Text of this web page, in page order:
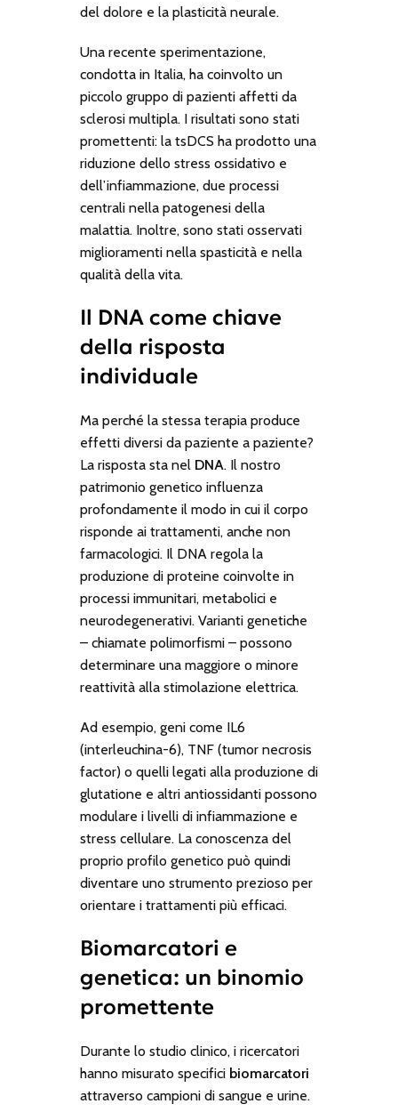
del dolore e la plasticità neurale.
Una recente sperimentazione,
condotta in Italia, ha coinvolto un
piccolo gruppo di pazienti affetti da
sclerosi multipla. I risultati sono stati
promettenti: la tsDCS ha prodotto una
riduzione dello stress ossidativo e
dell’infiammazione, due processi
centrali nella patogenesi della
malattia. Inoltre, sono stati osservati
miglioramenti nella spasticità e nella
qualità della vita.
Il DNA come chiave
della risposta
individuale
Ma perché la stessa terapia produce
effetti diversi da paziente a paziente?
La risposta sta nel DNA. Il nostro
patrimonio genetico influenza
profondamente il modo in cui il corpo
risponde ai trattamenti, anche non
farmacologici. Il DNA regola la
produzione di proteine coinvolte in
processi immunitari, metabolici e
neurodegenerativi. Varianti genetiche
– chiamate polimorfismi – possono
determinare una maggiore o minore
reattività alla stimolazione elettrica.
Ad esempio, geni come IL6
(interleuchina-6), TNF(tumor necrosis
factor) o quelli legati alla produzione di
glutatione e altri antiossidanti possono
modulare i livelli di infiammazione e
stress cellulare. La conoscenza del
proprio profilo genetico può quindi
diventare uno strumento prezioso per
orientare i trattamenti più efficaci.
Biomarcatori e
genetica: un binomio
promettente
Durante lo studio clinico, i ricercatori
hanno misurato specifici biomarcatori
attraverso campioni di sangue e urine.